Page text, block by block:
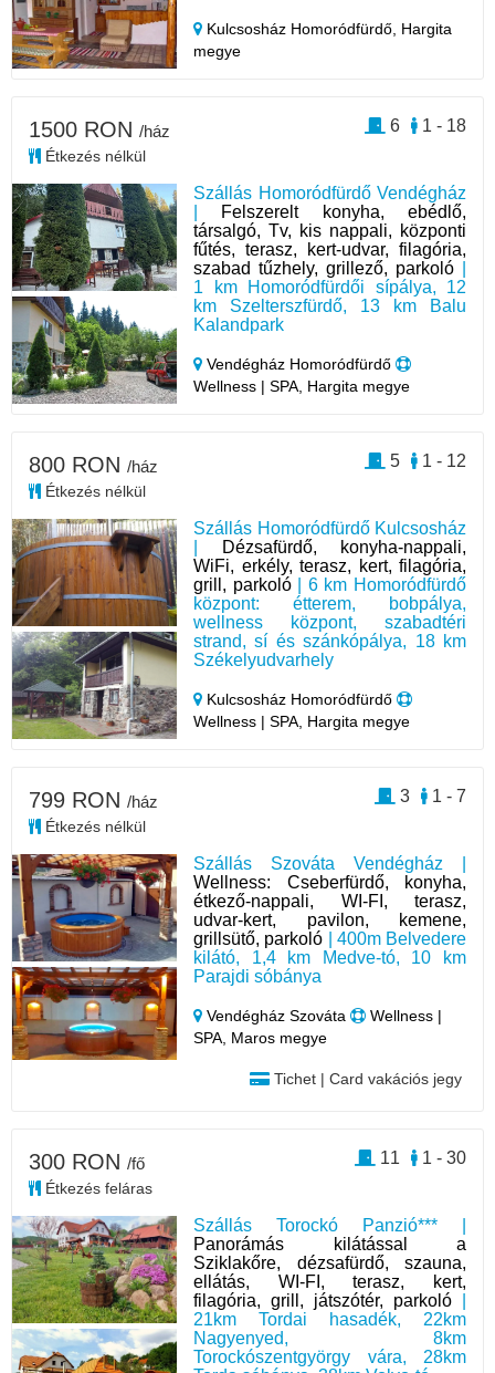
Kulcsosház Homoródfürdő, Hargita
megye
Szállás Homoródfürdő Vendégház
Felszerelt konyha, ebédlő,
társalgó, Tv, kis nappali, központi
fűtés, terasz, kert-udvar, filagória,
szabad tűzhely, grillező, parkoló
1 km Homoródfürdői sípálya, 12
km Szelterszfürdő, 13 km Balu
Kalandpark
Vendégház Homoródfürdő
Wellness | SPA, Hargita megye
1500 RON /ház
Étkezés nélkül
1 - 18
6
Szállás Homoródfürdő Kulcsosház
Dézsafürdő, konyha-nappali,
WiFi, erkély, terasz, kert, filagória,
grill, parkoló| 6 km Homoródfürdő
központ: étterem, bobpálya,
wellness központ, szabadtéri
strand, sí és szánkópálya, 18 km
Székelyudvarhely
Kulcsosház Homoródfürdő
Wellness | SPA, Hargita megye
800 RON /ház
Étkezés nélkül
1 - 12
5
Szállás Szováta Vendégház |
Wellness: Cseberfürdő, konyha,
étkező-nappali, WI-FI, terasz,
udvar-kert, pavilon, kemene,
grillsütő, parkoló | 400m Belvedere
kilátó, 1,4 km Medve-tó, 10 km
Parajdi sóbánya
Vendégház Szováta
Wellness |
SPA, Maros megye
Tichet | Card vakációs jegy
799 RON /ház
Étkezés nélkül
1 - 7
3
Szállás Torockó Panzió*** |
Panorámás kilátással a
Sziklakőre, dézsafürdő, szauna,
ellátás, WI-FI, terasz, kert,
filagória, grill, játszótér, parkoló
21km Tordai hasadék, 22km
Nagyenyed, 8km
Torockószentgyörgy vára, 28km
300 RON /fő
Étkezés feláras
1 - 30
11